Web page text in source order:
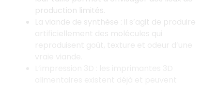
production limités.
La viande de synthèse : il s’agit de produire